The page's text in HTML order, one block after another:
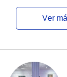
ver